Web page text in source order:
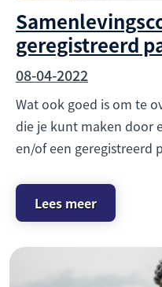
geregistreerd
08-04-2022
Wat ook goed is om te
die je kunt maken door
en/of een geregistreerd
Lees meer